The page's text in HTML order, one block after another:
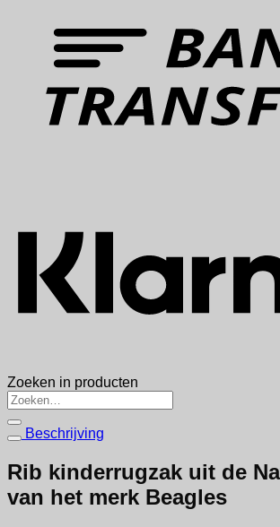
Zoeken in producten
Zoeken
naar:
Beschrijving
Rib kinderrugzak uit de
van het merk Beagles